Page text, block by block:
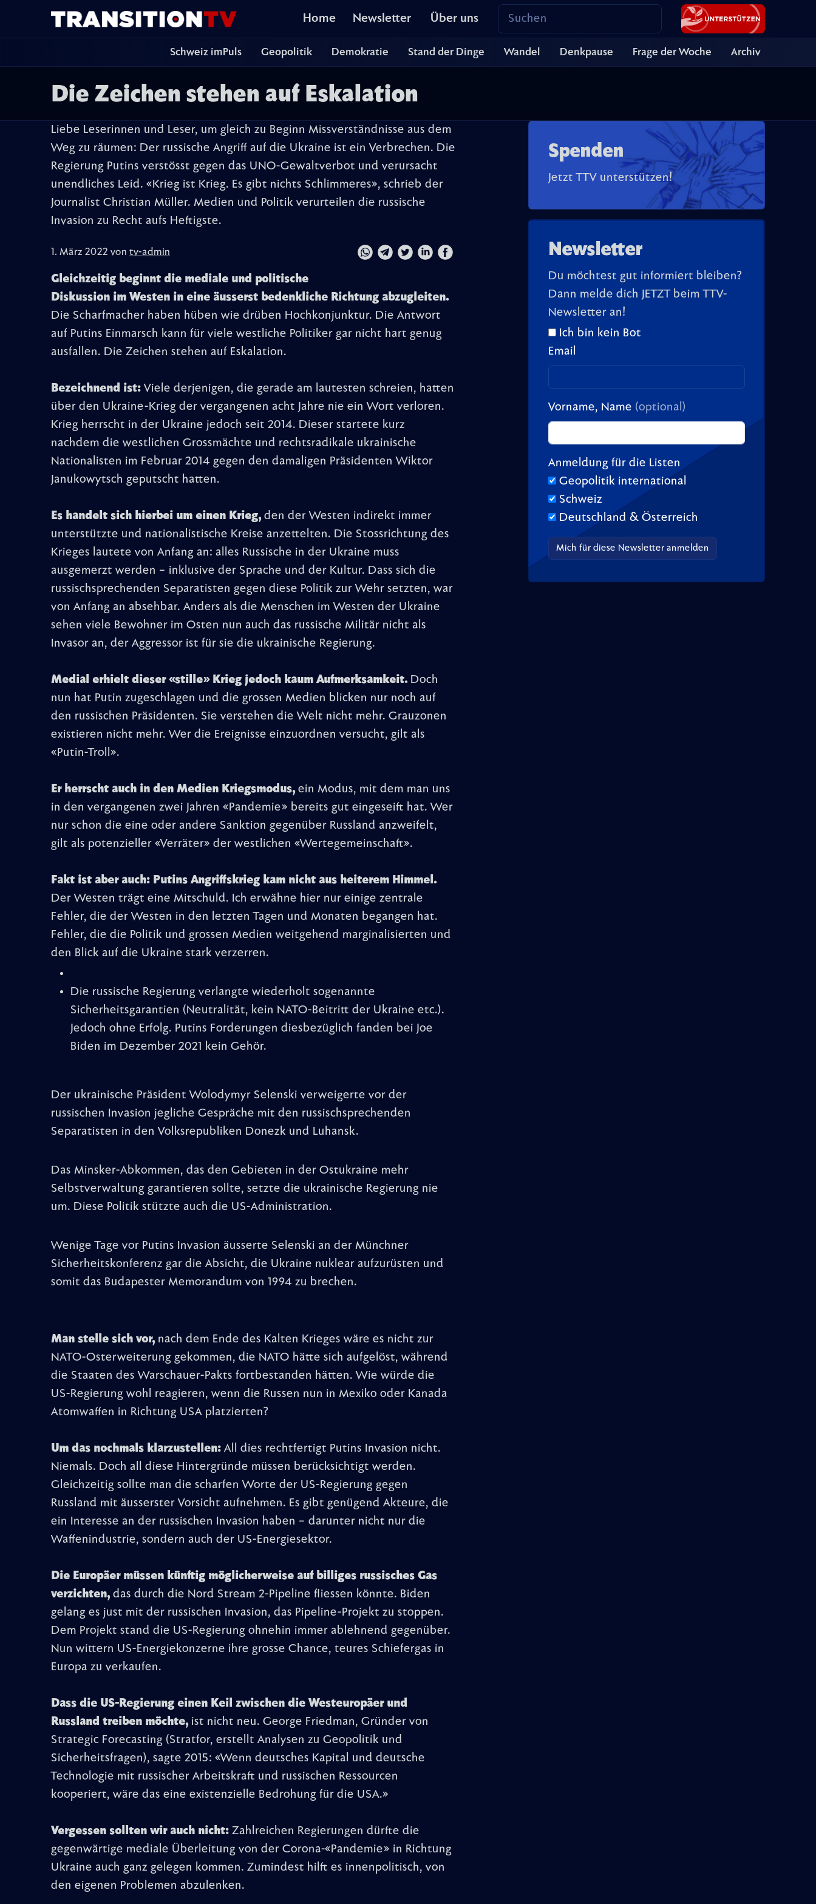
Home Newsletter Über uns
Schweiz imPuls Geopolitik Demokratie Stand der Dinge Wandel Denkpause Frage der Woche Archiv
Die Zeichen stehen auf Eskalation
Liebe Leserinnen und Leser, um gleich zu Beginn Missverständnisse aus dem
Weg zu räumen: Der russische Angriff auf die Ukraine ist ein Verbrechen. Die
Regierung Putins verstösst gegen das UNO-Gewaltverbot und verursacht
unendliches Leid. «Krieg ist Krieg. Es gibt nichts Schlimmeres», schrieb der
Journalist Christian Müller. Medien und Politik verurteilen die russische
Invasion zu Recht aufs Heftigste.
1. März 2022 von tv-admin
Gleichzeitig beginnt die mediale und politische
Diskussion im Westen in eine äusserst bedenkliche Richtung abzugleiten.
Die Scharfmacher haben hüben wie drüben Hochkonjunktur. Die Antwort
auf Putins Einmarsch kann für viele westliche Politiker gar nicht hart genug
ausfallen. Die Zeichen stehen auf Eskalation.
Bezeichnend ist: Viele derjenigen, die gerade am lautesten schreien, hatten
über den Ukraine-Krieg der vergangenen acht Jahre nie ein Wort verloren.
Krieg herrscht in der Ukraine jedoch seit 2014. Dieser startete kurz
nachdem die westlichen Grossmächte und rechtsradikale ukrainische
Nationalisten im Februar 2014 gegen den damaligen Präsidenten Wiktor
Janukowytsch geputscht hatten.
Es handelt sich hierbei um einen Krieg,den der Westen indirekt immer
unterstützte und nationalistische Kreise anzettelten. Die Stossrichtung des
Krieges lautete von Anfang an: alles Russische in der Ukraine muss
ausgemerzt werden – inklusive der Sprache und der Kultur. Dass sich die
russischsprechenden Separatisten gegen diese Politik zur Wehr setzten, war
von Anfang an absehbar. Anders als die Menschen im Westen der Ukraine
sehen viele Bewohner im Osten nun auch das russische Militär nicht als
Invasor an, der Aggressor ist für sie die ukrainische Regierung.
Medial erhielt dieser «stille» Krieg jedoch kaum Aufmerksamkeit.Doch
nun hat Putin zugeschlagen und die grossen Medien blicken nur noch auf
den russischen Präsidenten. Sie verstehen die Welt nicht mehr. Grauzonen
existieren nicht mehr. Wer die Ereignisse einzuordnen versucht, gilt als
«Putin-Troll».
Er herrscht auch in den Medien Kriegsmodus,ein Modus, mit dem man uns
in den vergangenen zwei Jahren «Pandemie» bereits gut eingeseift hat. Wer
nur schon die eine oder andere Sanktion gegenüber Russland anzweifelt,
gilt als potenzieller «Verräter» der westlichen «Wertegemeinschaft».
Fakt ist aber auch: Putins Angriffskrieg kam nicht aus heiterem Himmel.
Der Westen trägt eine Mitschuld. Ich erwähne hier nur einige zentrale
Fehler, die der Westen in den letzten Tagen und Monaten begangen hat.
Fehler, die die Politik und grossen Medien weitgehend marginalisierten und
den Blick auf die Ukraine stark verzerren.
Die russische Regierung verlangte wiederholt sogenannte
Sicherheitsgarantien (Neutralität, kein NATO-Beitritt der Ukraine etc.).
Jedoch ohne Erfolg. Putins Forderungen diesbezüglich fanden bei Joe
Biden im Dezember 2021 kein Gehör.
Der ukrainische Präsident Wolodymyr Selenski verweigerte vor der
russischen Invasion jegliche Gespräche mit den russischsprechenden
Separatisten in den Volksrepubliken Donezk und Luhansk.
Das Minsker-Abkommen, das den Gebieten in der Ostukraine mehr
Selbstverwaltung garantieren sollte, setzte die ukrainische Regierung nie
um. Diese Politik stützte auch die US-Administration.
Wenige Tage vor Putins Invasion äusserte Selenski an der Münchner
Sicherheitskonferenz gar die Absicht, die Ukraine nuklear aufzurüsten und
somit das Budapester Memorandum von 1994 zu brechen.
Man stelle sich vor, nach dem Ende des Kalten Krieges wäre es nicht zur
NATO-Osterweiterung gekommen, die NATO hätte sich aufgelöst, während
die Staaten des Warschauer-Pakts fortbestanden hätten. Wie würde die
US-Regierung wohl reagieren, wenn die Russen nun in Mexiko oder Kanada
Atomwaffen in Richtung USA platzierten?
Um das nochmals klarzustellen: All dies rechtfertigt Putins Invasion nicht.
Niemals. Doch all diese Hintergründe müssen berücksichtigt werden.
Gleichzeitig sollte man die scharfen Worte der US-Regierung gegen
Russland mit äusserster Vorsicht aufnehmen. Es gibt genügend Akteure, die
ein Interesse an der russischen Invasion haben – darunter nicht nur die
Waffenindustrie, sondern auch der US-Energiesektor.
Die Europäer müssen künftig möglicherweise auf billiges russisches Gas
verzichten, das durch die Nord Stream 2-Pipeline fliessen könnte. Biden
gelang es just mit der russischen Invasion, das Pipeline-Projekt zu stoppen.
Dem Projekt stand die US-Regierung ohnehin immer ablehnend gegenüber.
Nun wittern US-Energiekonzerne ihre grosse Chance, teures Schiefergas in
Europa zu verkaufen.
Dass die US-Regierung einen Keil zwischen die Westeuropäer und
Russland treiben möchte,ist nicht neu. George Friedman, Gründer von
Strategic Forecasting (Stratfor, erstellt Analysen zu Geopolitik und
Sicherheitsfragen), sagte 2015: «Wenn deutsches Kapital und deutsche
Technologie mit russischer Arbeitskraft und russischen Ressourcen
kooperiert, wäre das eine existenzielle Bedrohung für die USA.»
Vergessen sollten wir auch nicht: Zahlreichen Regierungen dürfte die
gegenwärtige mediale Überleitung von der Corona-«Pandemie» in Richtung
Ukraine auch ganz gelegen kommen. Zumindest hilft es innenpolitisch, von
den eigenen Problemen abzulenken.
Spenden
Jetzt TTV unterstützen!
Newsletter
Du möchtest gut informiert bleiben?
Dann melde dich JETZT beim TTV-
Newsletter an!
Ich bin kein Bot
Email
Vorname, Name (optional)
Anmeldung für die Listen
Geopolitik international
Schweiz
Deutschland & Österreich